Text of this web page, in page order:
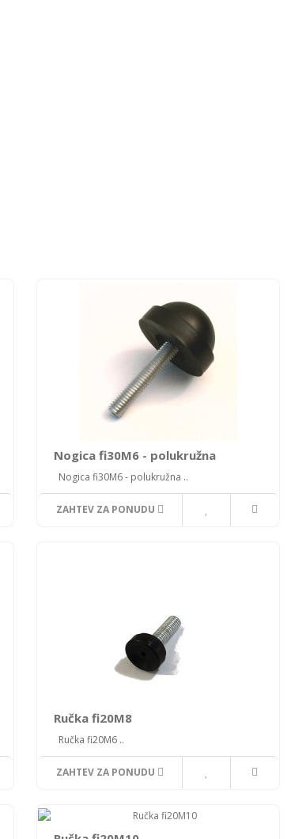
Nogica fi30M6 - polukružna
Nogica fi30M6 - polukružna ..
ZAHTEV ZA PONUDU
Ručka fi20M8
Ručka fi20M6 ..
ZAHTEV ZA PONUDU